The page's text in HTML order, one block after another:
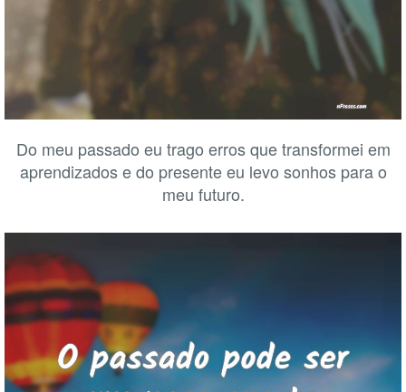
Do meu passado eu trago erros que transformei em
aprendizados e do presente eu levo sonhos para o
meu futuro.